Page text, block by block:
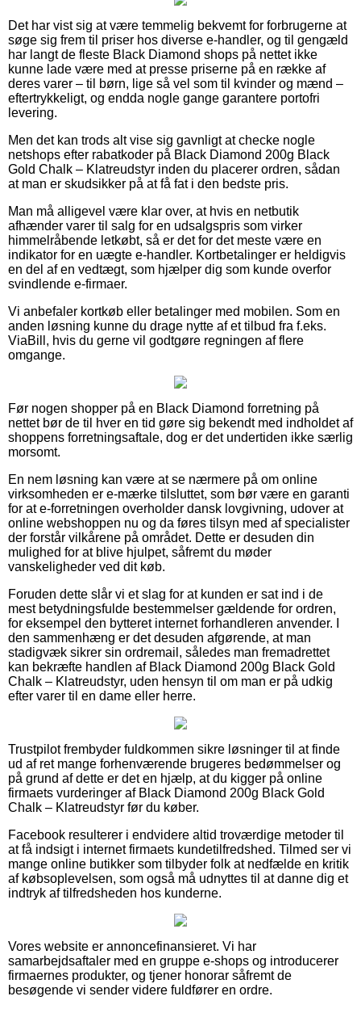
Det har vist sig at være temmelig bekvemt for forbrugerne at
søge sig frem til priser hos diverse e-handler, og til gengæld
har langt de fleste Black Diamond shops på nettet ikke
kunne lade være med at presse priserne på en række af
deres varer – til børn, lige så vel som til kvinder og mænd –
eftertrykkeligt, og endda nogle gange garantere portofri
levering.
Men det kan trods alt vise sig gavnligt at checke nogle
netshops efter rabatkoder på Black Diamond 200g Black
Gold Chalk – Klatreudstyr inden du placerer ordren, sådan
at man er skudsikker på at få fat i den bedste pris.
Man må alligevel være klar over, at hvis en netbutik
afhænder varer til salg for en udsalgspris som virker
himmelråbende letkøbt, så er det for det meste være en
indikator for en uægte e-handler. Kortbetalinger er heldigvis
en del af en vedtægt, som hjælper dig som kunde overfor
svindlende e-firmaer.
Vi anbefaler kortkøb eller betalinger med mobilen. Som en
anden løsning kunne du drage nytte af et tilbud fra f.eks.
ViaBill, hvis du gerne vil godtgøre regningen af flere
omgange.
Før nogen shopper på en Black Diamond forretning på
nettet bør de til hver en tid gøre sig bekendt med indholdet af
shoppens forretningsaftale, dog er det undertiden ikke særlig
morsomt.
En nem løsning kan være at se nærmere på om online
virksomheden er e-mærke tilsluttet, som bør være en garanti
for at e-forretningen overholder dansk lovgivning, udover at
online webshoppen nu og da føres tilsyn med af specialister
der forstår vilkårene på området. Dette er desuden din
mulighed for at blive hjulpet, såfremt du møder
vanskeligheder ved dit køb.
Foruden dette slår vi et slag for at kunden er sat ind i de
mest betydningsfulde bestemmelser gældende for ordren,
for eksempel den bytteret internet forhandleren anvender. I
den sammenhæng er det desuden afgørende, at man
stadigvæk sikrer sin ordremail, således man fremadrettet
kan bekræfte handlen af Black Diamond 200g Black Gold
Chalk – Klatreudstyr, uden hensyn til om man er på udkig
efter varer til en dame eller herre.
Trustpilot frembyder fuldkommen sikre løsninger til at finde
ud af ret mange forhenværende brugeres bedømmelser og
på grund af dette er det en hjælp, at du kigger på online
firmaets vurderinger af Black Diamond 200g Black Gold
Chalk – Klatreudstyr før du køber.
Facebook resulterer i endvidere altid troværdige metoder til
at få indsigt i internet firmaets kundetilfredshed. Tilmed ser vi
mange online butikker som tilbyder folk at nedfælde en kritik
af købsoplevelsen, som også må udnyttes til at danne dig et
indtryk af tilfredsheden hos kunderne.
Vores website er annoncefinansieret. Vi har
samarbejdsaftaler med en gruppe e-shops og introducerer
firmaernes produkter, og tjener honorar såfremt de
besøgende vi sender videre fuldfører en ordre.